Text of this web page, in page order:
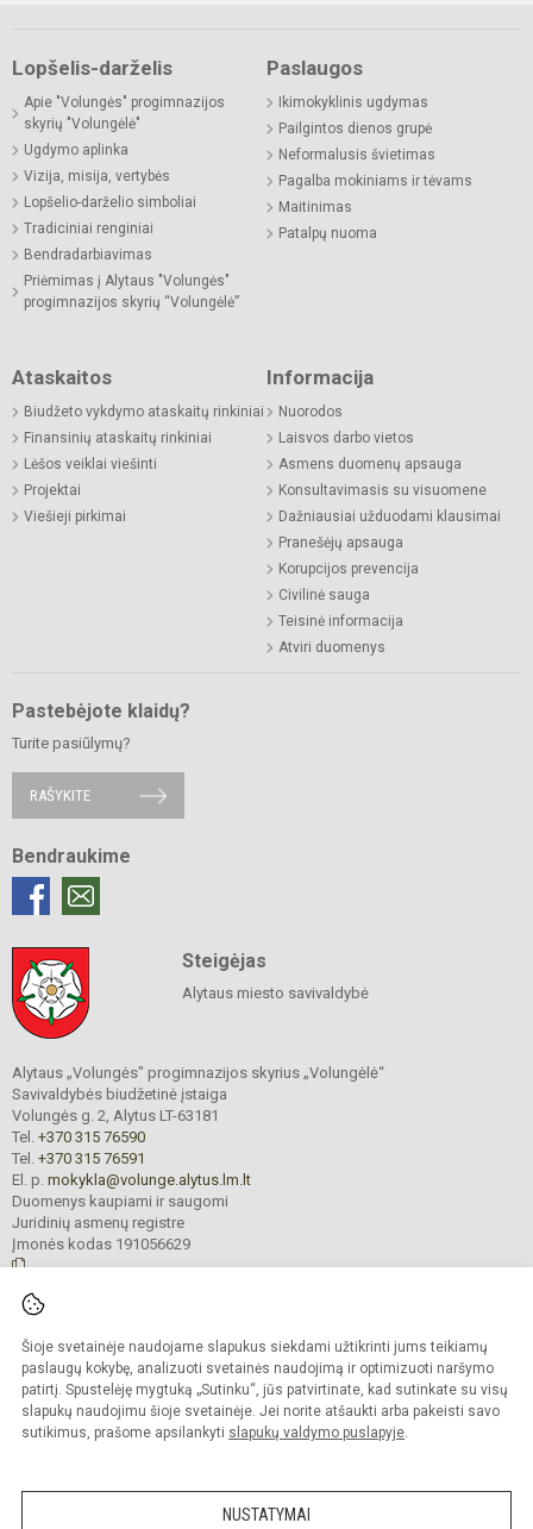
Šioje svetainėje naudojame slapukus siekdami užtikrinti jums teikiamų
paslaugų kokybę, analizuoti svetainės naudojimą ir optimizuoti naršymo
patirtį. Spustelėję mygtuką „Sutinku“, jūs patvirtinate, kad sutinkate su visų
slapukų naudojimu šioje svetainėje. Jei norite atšaukti arba pakeisti savo
sutikimus, prašome apsilankyti slapukų valdymo puslapyje.
NUSTATYMAI
Lopšelis-darželis
Apie "Volungės" progimnazijos
skyrių "Volungėlė"
Ugdymo aplinka
Vizija, misija, vertybės
Lopšelio-darželio simboliai
Tradiciniai renginiai
Bendradarbiavimas
Priėmimas į Alytaus "Volungės"
progimnazijos skyrių “Volungėlė”
Paslaugos
Ikimokyklinis ugdymas
Pailgintos dienos grupė
Neformalusis švietimas
Pagalba mokiniams ir tėvams
Maitinimas
Patalpų nuoma
Ataskaitos
Biudžeto vykdymo ataskaitų rinkiniai
Finansinių ataskaitų rinkiniai
Lėšos veiklai viešinti
Projektai
Viešieji pirkimai
Informacija
Nuorodos
Laisvos darbo vietos
Asmens duomenų apsauga
Konsultavimasis su visuomene
Dažniausiai užduodami klausimai
Pranešėjų apsauga
Korupcijos prevencija
Civilinė sauga
Teisinė informacija
Atviri duomenys
Pastebėjote klaidų?
Turite pasiūlymų?
RAŠYKITE
Bendraukime
Steigėjas
Alytaus miesto savivaldybė
Alytaus „Volungės" progimnazijos skyrius „Volungėlė“
Savivaldybės biudžetinė įstaiga
Volungės g. 2, Alytus LT-63181
Tel. +370 315 76590
Tel. +370 315 76591
El. p. mokykla@volunge.alytus.lm.lt
Duomenys kaupiami ir saugomi
Juridinių asmenų registre
Įmonės kodas 191056629
saugomos.
Kopijuoti turinį be raštiško įstaigos administracijos sutikimo griežtai draudžiama.
Prieinamumo paraiška Slapukų valdymas
Sumanus būdas atnaujinti